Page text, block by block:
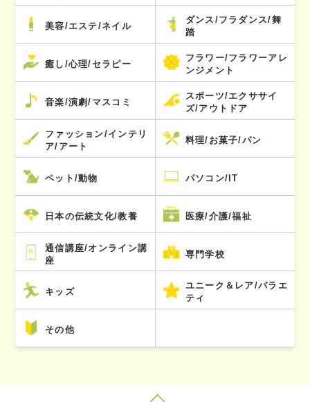
美容/エステ/ネイル
ダンス/フラダンス/舞
踏
癒し/心理/セラピー
フラワー/フラワーアレ
ンジメント
音楽/演劇/マスコミ
スポーツ/エクササイ
ズ/アウトドア
ファッション/インテリ
ア/アート
料理/お菓子/パン
ペット/動物 パソコン/IT
日本の伝統文化/教養 医療/介護/福祉
通信講座/オンライン講
座
専門学校
キッズ
ユニーク＆レア/バラエ
ティ
その他